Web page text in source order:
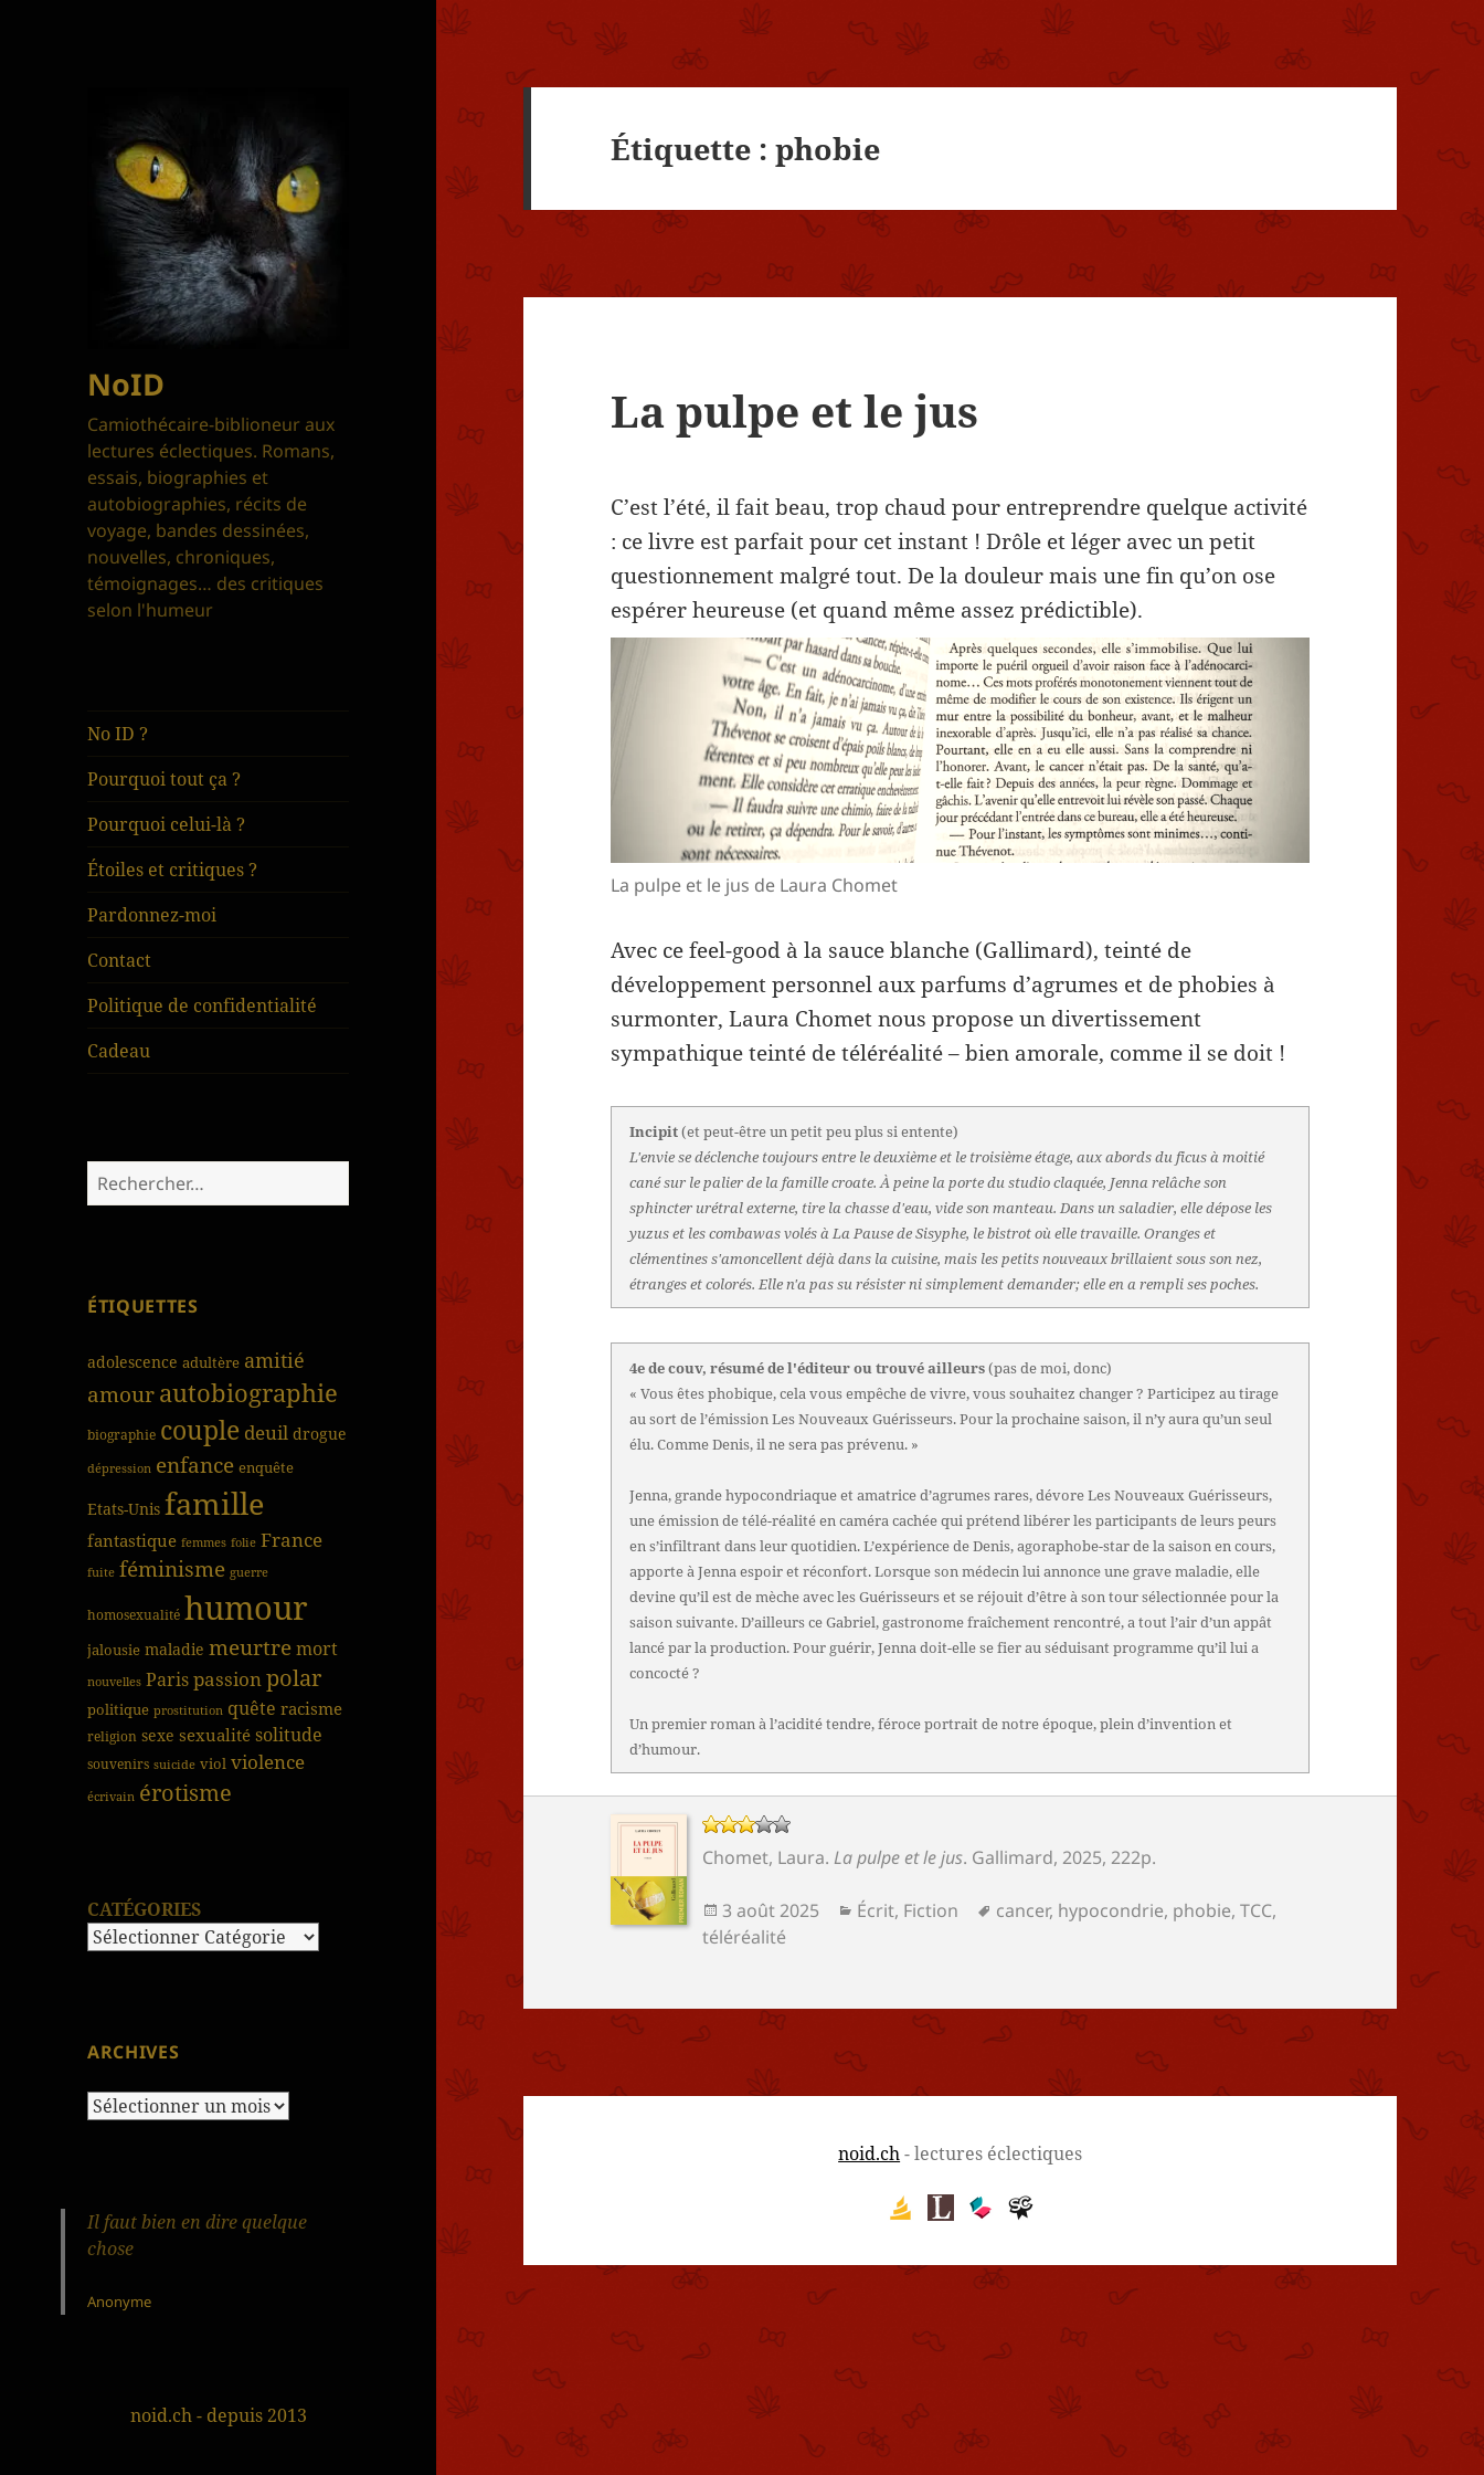
NoID
Camiothécaire-biblioneur aux
lectures éclectiques. Romans,
essais, biographies et
autobiographies, récits de
voyage, bandes dessinées,
nouvelles, chroniques,
témoignages… des critiques
selon l'humeur
No ID ?
Pourquoi tout ça ?
Pourquoi celui-là ?
Étoiles et critiques ?
Pardonnez-moi
Contact
Politique de confidentialité
Cadeau
Rechercher :
ÉTIQUETTES
adolescence adultère amitié
amourautobiographie
biographie couple deuil drogue
dépression enfance enquête
Etats-Unis famille
fantastique femmes folie France
fuite féminisme guerre
homosexualité humour
jalousie maladie meurtremort
nouvelles Parispassionpolar
politique prostitution quête racisme
religion sexe sexualité solitude
souvenirs suicide viol violence
écrivain érotisme
CATÉGORIES
ARCHIVES
Archives
Il faut bien en dire quelque
chose
Anonyme
noid.ch - depuis 2013
Étiquette :phobie
La pulpe et le jus
C’est l’été, il fait beau, trop chaud pour entreprendre quelque activité
: ce livre est parfait pour cet instant ! Drôle et léger avec un petit
questionnement malgré tout. De la douleur mais une fin qu’on ose
espérer heureuse (et quand même assez prédictible).
La pulpe et le jus de Laura Chomet
Avec ce feel-good à la sauce blanche (Gallimard), teinté de
développement personnel aux parfums d’agrumes et de phobies à
surmonter, Laura Chomet nous propose un divertissement
sympathique teinté de téléréalité – bien amorale, comme il se doit !
Incipit(et peut-être un petit peu plus si entente)
L'envie se déclenche toujours entre le deuxième et le troisième étage, aux abords du ficus à moitié
cané sur le palier de la famille croate. À peine la porte du studio claquée, Jenna relâche son
sphincter urétral externe, tire la chasse d'eau, vide son manteau. Dans un saladier, elle dépose les
yuzus et les combawas volés à La Pause de Sisyphe, le bistrot où elle travaille. Oranges et
clémentines s'amoncellent déjà dans la cuisine, mais les petits nouveaux brillaient sous son nez,
étranges et colorés. Elle n'a pas su résister ni simplement demander; elle en a rempli ses poches.
4e de couv, résumé de l'éditeur ou trouvé ailleurs(pas de moi, donc)
« Vous êtes phobique, cela vous empêche de vivre, vous souhaitez changer ? Participez au tirage
au sort de l’émission Les Nouveaux Guérisseurs. Pour la prochaine saison, il n’y aura qu’un seul
élu. Comme Denis, il ne sera pas prévenu. »
Jenna, grande hypocondriaque et amatrice d’agrumes rares, dévore Les Nouveaux Guérisseurs,
une émission de télé-réalité en caméra cachée qui prétend libérer les participants de leurs peurs
en s’infiltrant dans leur quotidien. L’expérience de Denis, agoraphobe-star de la saison en cours,
apporte à Jenna espoir et réconfort. Lorsque son médecin lui annonce une grave maladie, elle
devine qu’il est de mèche avec les Guérisseurs et se réjouit d’être à son tour sélectionnée pour la
saison suivante. D’ailleurs ce Gabriel, gastronome fraîchement rencontré, a tout l’air d’un appât
lancé par la production. Pour guérir, Jenna doit-elle se fier au séduisant programme qu’il lui a
concocté ?
Un premier roman à l’acidité tendre, féroce portrait de notre époque, plein d’invention et
d’humour.
Chomet, Laura. La pulpe et le jus. Gallimard, 2025, 222p.
Publié
le
3 août 2025 Catégories
Écrit, Fiction
Mots-
cancer, hypocondrie, phobie, TCC,
téléréalité
noid.ch - lectures éclectiques